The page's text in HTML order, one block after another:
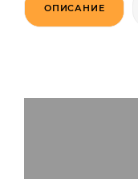
ОПИСАНИЕ